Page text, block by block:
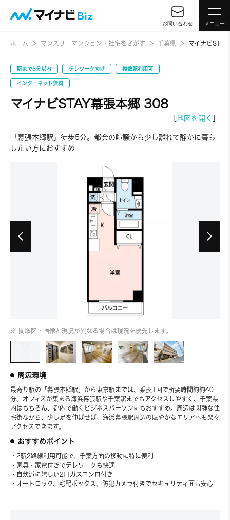
お問い合わせ メニュー
ホーム マンスリーマンション・社宅をさがす 千葉県 マイナビ
駅まで5分以内 テレワーク向け 複数駅利用可
インターネット無料
マイナビSTAY幕張本郷 308
地図を開く
「幕張本郷駅」徒歩5分。都会の喧騒から少し離れて静かに暮ら
したい方におすすめ
※ 間取図・画像と現況が異なる場合は現況を優先します。
周辺環境
最寄り駅の「幕張本郷駅」から東京駅までは、乗換1回で所要時間約約40
分。オフィスが集まる海浜幕張駅や千葉駅までもアクセスしやすく、千葉県
内はもちろん、都内で働くビジネスパーソンにもおすすめ。周辺は閑静な住
宅街ながら、少し足を伸ばせば、海浜幕張駅周辺の賑やかなエリアへも楽々
アクセスできます。
おすすめポイント
・2駅2路線利用可能で、千葉方面の移動に特に便利
・家具・家電付きでテレワークも快適
・自炊派に嬉しい2口ガスコンロ付き
・オートロック、宅配ボックス、防犯カメラ付きでセキュリティ面も安心